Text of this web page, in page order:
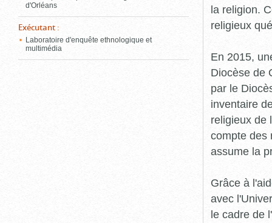
d'Orléans
Exécutant :
Laboratoire d'enquête ethnologique et
multimédia
la religion.
religieux
En 2015,
Diocèse de
par le
inventaire
religieux de
compte des
assume la
Grâce à
avec
le cadre de